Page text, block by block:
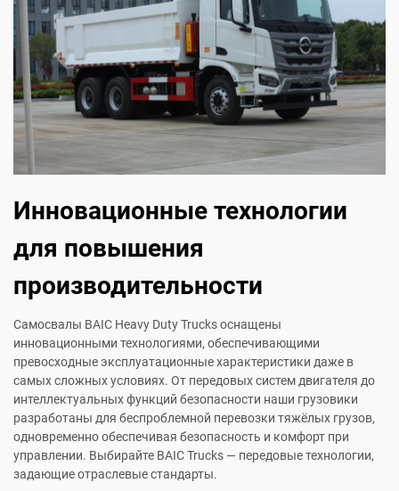
Инновационные технологии
для повышения
производительности
Самосвалы BAIC Heavy Duty Trucks оснащены
инновационными технологиями, обеспечивающими
превосходные эксплуатационные характеристики даже в
самых сложных условиях. От передовых систем двигателя до
интеллектуальных функций безопасности наши грузовики
разработаны для беспроблемной перевозки тяжёлых грузов,
одновременно обеспечивая безопасность и комфорт при
управлении. Выбирайте BAIC Trucks — передовые технологии,
задающие отраслевые стандарты.